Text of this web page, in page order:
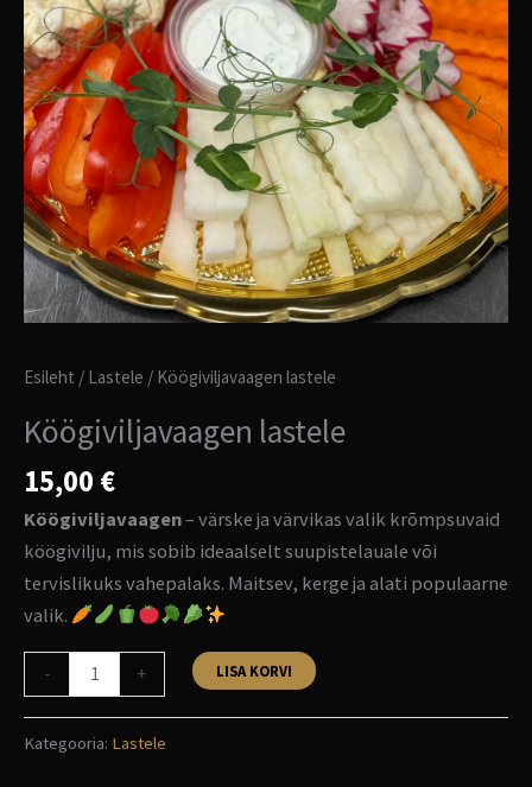
Esileht / Lastele / Köögiviljavaagen lastele
Köögiviljavaagen lastele
15,00 €
Köögiviljavaagen– värske ja värvikas valik krõmpsuvaid
köögivilju, mis sobib ideaalselt suupistelauale või
tervislikuks vahepalaks. Maitsev, kerge ja alati populaarne
valik.
- + LISA KORVI
Kategooria: Lastele